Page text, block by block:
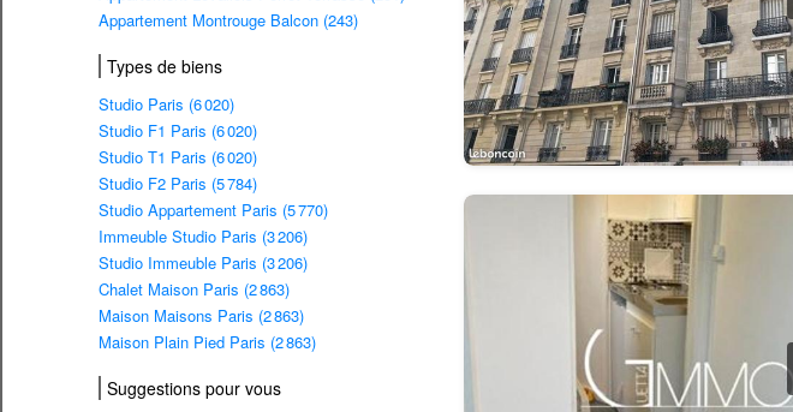
Appartement Montrouge Balcon (243)
Types de biens
Studio Paris (6 020)
Studio F1 Paris (6 020)
Studio T1 Paris (6 020)
Studio F2 Paris (5 784)
Studio Appartement Paris (5 770)
Immeuble Studio Paris (3 206)
Studio Immeuble Paris (3 206)
Chalet Maison Paris (2 863)
Maison Maisons Paris (2 863)
Maison Plain Pied Paris (2 863)
Suggestions pour vous